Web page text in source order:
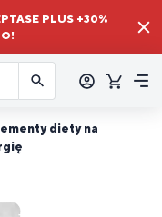
PLUS +30%
się
Koszyk
diety na